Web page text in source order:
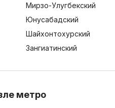
Мирзо-Улугбекский
Юнусабадский
Шайхонтохурский
Зангиатинский
метро